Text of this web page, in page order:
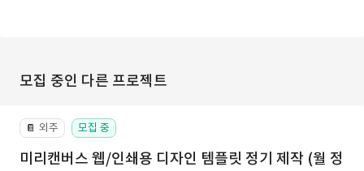
모집 중인 다른 프로젝트
📔 외주 모집 중
미리캔버스 웹/인쇄용 디자인 템플릿 정기 제작 (월 정